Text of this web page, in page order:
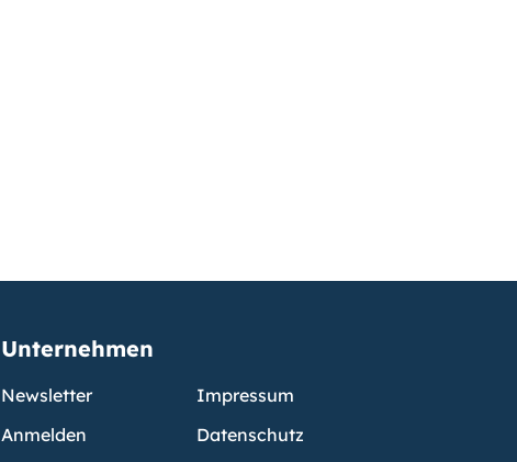
Unternehmen
Newsletter
Anmelden
Impressum
Datenschutz